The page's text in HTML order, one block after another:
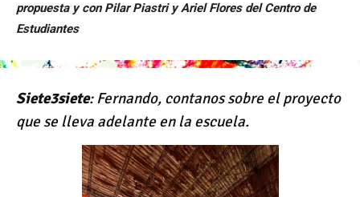
propuesta y con Pilar Piastri y Ariel Flores del Centro de
Estudiantes
Siete3siete: Fernando, contanos sobre el proyecto
que se lleva adelante en la escuela.